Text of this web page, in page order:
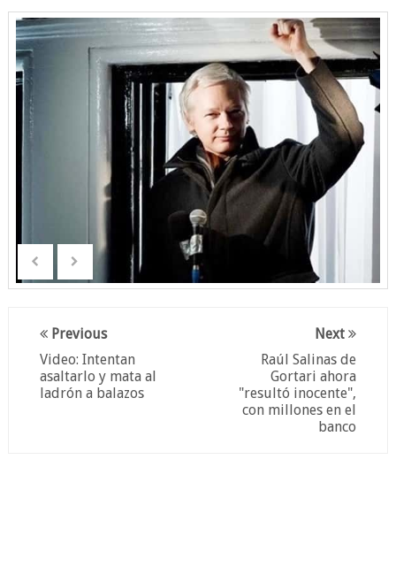
Next
Raúl Salinas de
Gortari ahora
"resultó inocente",
con millones en el
banco
Previous
Video: Intentan
asaltarlo y mata al
ladrón a balazos